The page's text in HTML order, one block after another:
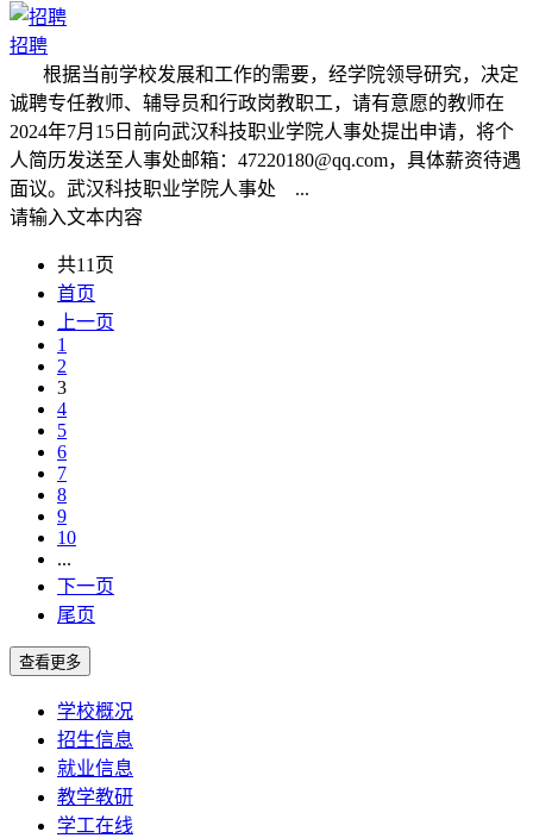
招聘
根据当前学校发展和工作的需要，经学院领导研究，决定
诚聘专任教师、辅导员和行政岗教职工，请有意愿的教师在
2024年7月15日前向武汉科技职业学院人事处提出申请，将个
人简历发送至人事处邮箱：47220180@qq.com，具体薪资待遇
面议。武汉科技职业学院人事处 ...
请输入文本内容
共11页
首页
上一页
1
2
3
4
5
6
7
8
9
10
...
下一页
尾页
学校概况
招生信息
就业信息
教学教研
学工在线